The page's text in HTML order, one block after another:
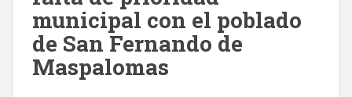
municipal con el poblado
de San Fernando de
Maspalomas